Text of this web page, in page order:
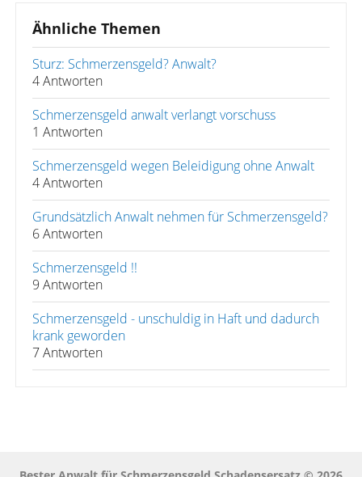
Ähnliche Themen
Sturz: Schmerzensgeld? Anwalt?
4 Antworten
Schmerzensgeld anwalt verlangt vorschuss
1 Antworten
Schmerzensgeld wegen Beleidigung ohne Anwalt
4 Antworten
Grundsätzlich Anwalt nehmen für Schmerzensgeld?
6 Antworten
Schmerzensgeld !!
9 Antworten
Schmerzensgeld - unschuldig in Haft und dadurch
krank geworden
7 Antworten